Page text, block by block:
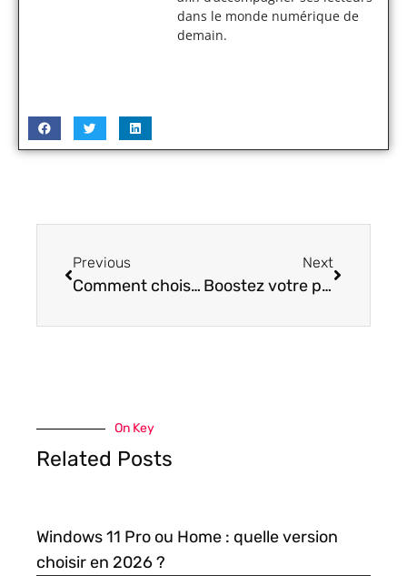
dans le monde numérique de
demain.
Previous
Comment choisir son prestataire de solutions informatiques ?
Next
Boostez votre production grâce à l’impression 3D en série
On Key
Related Posts
Windows 11 Pro ou Home : quelle version
choisir en 2026 ?